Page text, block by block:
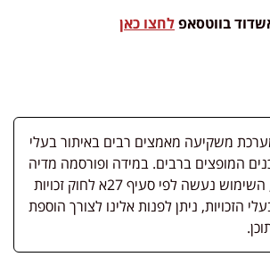
בווטסאפלחצו כאן
משקיעה מאמצים רבים באיתור בעלי
המופצים ברבים. במידה ופורסמה מדיה
שבעליה אינו ידוע, השימוש נעשה לפי סעיף 27א לחוק זכויות
הזכויות, ניתן לפנות אלינו לצורך הוספת